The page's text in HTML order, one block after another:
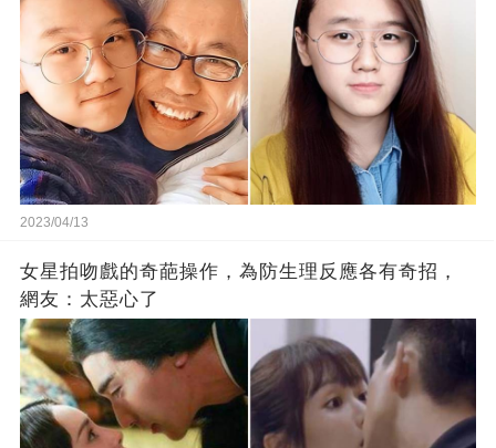
2023/04/13
女星拍吻戲的奇葩操作，為防生理反應各有奇招，
網友：太惡心了